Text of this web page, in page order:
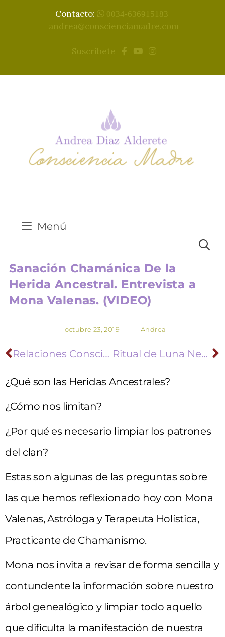
Contacto: 0034-636915183
andrea@conscienciamadre.com
Suscríbete
Menú
Sanación Chamánica De la
Herida Ancestral. Entrevista a
Mona Valenas. (VIDEO)
octubre 23, 2019 Andrea
Relaciones Conscientes 2: Dependencia y Vacío (VIDEO) Ritual de Luna Negra en Libra
¿Qué son las Heridas Ancestrales?
¿Cómo nos limitan?
¿Por qué es necesario limpiar los patrones
del clan?
Estas son algunas de las preguntas sobre
las que hemos reflexionado hoy con Mona
Valenas, Astróloga y Terapeuta Holística,
Practicante de Chamanismo.
Mona nos invita a revisar de forma sencilla y
contundente la información sobre nuestro
árbol genealógico y limpiar todo aquello
que dificulta la manifestación de nuestra